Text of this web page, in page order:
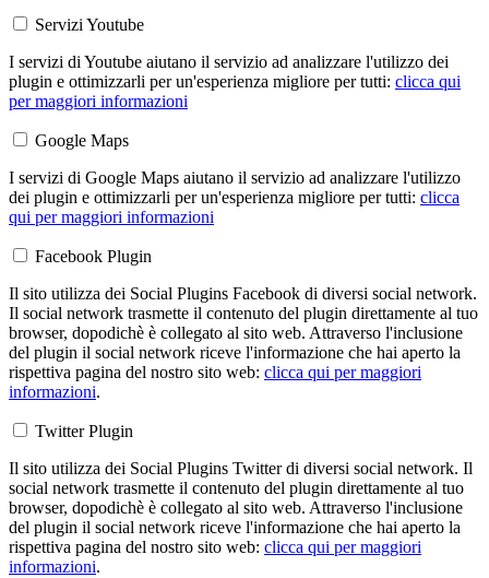
Servizi Youtube
I servizi di Youtube aiutano il servizio ad analizzare l'utilizzo dei
plugin e ottimizzarli per un'esperienza migliore per tutti: clicca qui
per maggiori informazioni
Google Maps
I servizi di Google Maps aiutano il servizio ad analizzare l'utilizzo
dei plugin e ottimizzarli per un'esperienza migliore per tutti: clicca
qui per maggiori informazioni
Facebook Plugin
Il sito utilizza dei Social Plugins Facebook di diversi social network.
Il social network trasmette il contenuto del plugin direttamente al tuo
browser, dopodichè è collegato al sito web. Attraverso l'inclusione
del plugin il social network riceve l'informazione che hai aperto la
rispettiva pagina del nostro sito web: clicca qui per maggiori
informazioni.
Twitter Plugin
Il sito utilizza dei Social Plugins Twitter di diversi social network. Il
social network trasmette il contenuto del plugin direttamente al tuo
browser, dopodichè è collegato al sito web. Attraverso l'inclusione
del plugin il social network riceve l'informazione che hai aperto la
rispettiva pagina del nostro sito web: clicca qui per maggiori
informazioni.